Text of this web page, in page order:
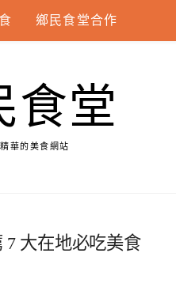
鄉民食堂合作
食堂
華的美食網站
7 大在地必吃美食